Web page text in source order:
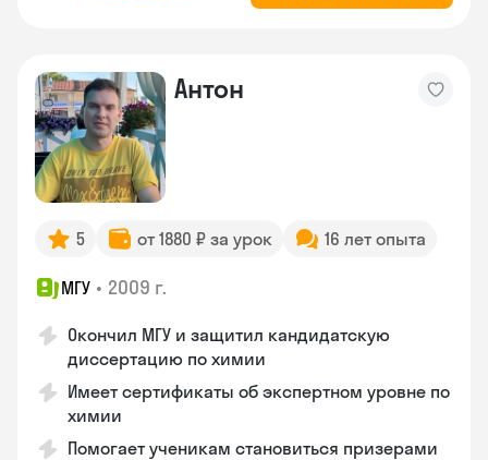
Антон
5 от 1880 ₽ за урок 16 лет опыта
МГУ • 2009 г.
Окончил МГУ и защитил кандидатскую
диссертацию по химии
Имеет сертификаты об экспертном уровне по
химии
Помогает ученикам становиться призерами